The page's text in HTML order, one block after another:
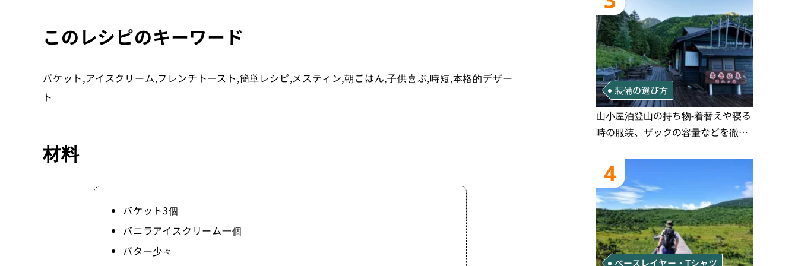
このレシピのキーワード
バケット,アイスクリーム,フレンチトースト,簡単レシピ,メスティン,朝ごはん,子供喜ぶ,時短,本格的デザー
ト
材料
バケット3個
バニラアイスクリーム一個
バター少々
装備の選び方
山小屋泊登山の持ち物‐着替えや寝る
時の服装、ザックの容量などを徹底
4
ベースレイヤー・Tシャツ